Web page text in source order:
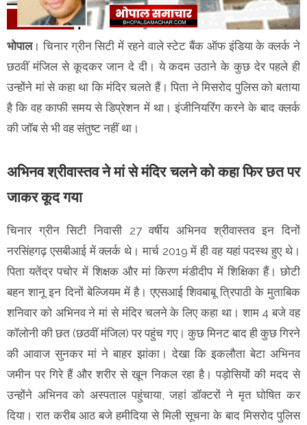
भोपाल। चिनार ग्रीन सिटी में रहने वाले स्टेट बैंक ऑफ इंडिया के क्लर्क ने
छठवीं मंजिल से कूदकर जान दे दी। ये कदम उठाने के कुछ देर पहले ही
उन्होंने मां से कहा था कि मंदिर चलते हैं। पिता ने मिसरोद पुलिस को बताया
है कि वह काफी समय से डिप्रेशन में था। इंजीनियरिंग करने के बाद क्लर्क
की जॉब से भी वह संतुष्ट नहीं था।
अभिनव श्रीवास्तव ने मां से मंदिर चलने को कहा फिर छत पर
जाकर कूद गया
चिनार ग्रीन सिटी निवासी 27 वर्षीय अभिनव श्रीवास्तव इन दिनों
नरसिंहगढ़ एसबीआई में क्लर्क थे। मार्च 2019 में ही वह यहां पदस्थ हुए थे।
पिता यतेंद्र पचोर में शिक्षक और मां किरण मंडीदीप में शिक्षिका हैं। छोटी
बहन शानू इन दिनों बेल्जियम में है। एएसआई शिवबाबू त्रिपाठी के मुताबिक
शनिवार को अभिनव ने मां से मंदिर चलने के लिए कहा था। शाम 4 बजे वह
कॉलोनी की छत (छठवीं मंजिल) पर पहुंच गए। कुछ मिनट बाद ही कुछ गिरने
की आवाज सुनकर मां ने बाहर झांका। देखा कि इकलौता बेटा अभिनव
जमीन पर गिरे हैं और शरीर से खून निकल रहा है। पड़ोसियों की मदद से
उन्होंने अभिनव को अस्पताल पहुंचाया, जहां डॉक्टरों ने मृत घोषित कर
दिया। रात करीब आठ बजे हमीदिया से मिली सूचना के बाद मिसरोद पुलिस